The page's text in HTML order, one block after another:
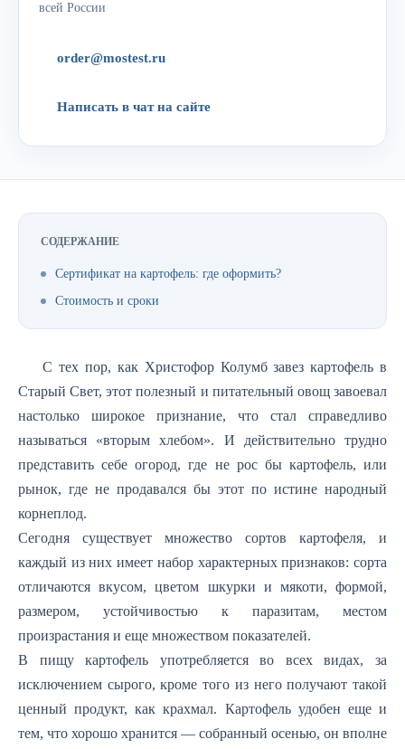
всей России
order@mostest.ru
Написать в чат на сайте
СОДЕРЖАНИЕ
Сертификат на картофель: где оформить?
Стоимость и сроки
С тех пор, как Христофор Колумб завез картофель в
Старый Свет, этот полезный и питательный овощ завоевал
настолько широкое признание, что стал справедливо
называться «вторым хлебом». И действительно трудно
представить себе огород, где не рос бы картофель, или
рынок, где не продавался бы этот по истине народный
корнеплод.
Сегодня существует множество сортов картофеля, и
каждый из них имеет набор характерных признаков: сорта
отличаются вкусом, цветом шкурки и мякоти, формой,
размером, устойчивостью к паразитам, местом
произрастания и еще множеством показателей.
В пищу картофель употребляется во всех видах, за
исключением сырого, кроме того из него получают такой
ценный продукт, как крахмал. Картофель удобен еще и
тем, что хорошо хранится — собранный осенью, он вполне